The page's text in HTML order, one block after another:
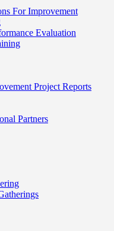
For Improvement
Evaluation
Project Reports
Partners